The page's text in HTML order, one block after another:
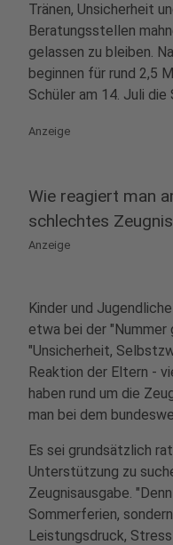
Tränen, Unsicherheit
Beratungsstellen
gelassen zu bleiben.
beginnen für rund 2,5
Schüler am 14. Juli die
Anzeige
Wie reagiert man
schlechtes
Anzeige
Kinder und
etwa bei der "Nummer
"Unsicherheit,
Reaktion der Eltern -
haben rund um die
man bei dem
Es sei grundsätzlich
Unterstützung zu
Zeugnisausgabe.
Sommerferien,
Leistungsdruck,